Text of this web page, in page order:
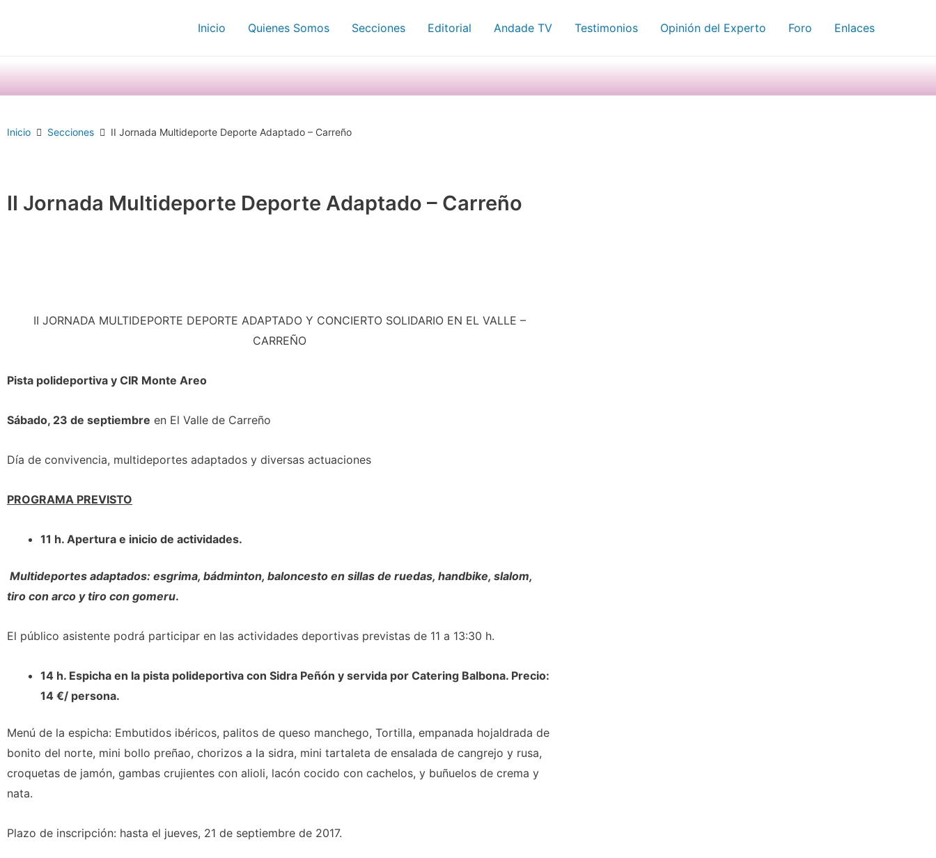
Inicio Quienes Somos Secciones Editorial Andade TV Testimonios Opinión del Experto Foro Enlaces
Inicio Secciones II Jornada Multideporte Deporte Adaptado – Carreño
II Jornada Multideporte Deporte Adaptado – Carreño
II JORNADA MULTIDEPORTE DEPORTE ADAPTADO Y CONCIERTO SOLIDARIO EN EL VALLE –
CARREÑO
Pista polideportiva y CIR Monte Areo
Sábado, 23 de septiembre en El Valle de Carreño
Día de convivencia, multideportes adaptados y diversas actuaciones
PROGRAMA PREVISTO
11 h. Apertura e inicio de actividades.
Multideportes adaptados: esgrima, bádminton, baloncesto en sillas de ruedas, handbike, slalom,
tiro con arco y tiro con gomeru.
El público asistente podrá participar en las actividades deportivas previstas de 11 a 13:30 h.
14 h. Espicha en la pista polideportiva con Sidra Peñón y servida por Catering Balbona. Precio:
14 €/ persona.
Menú de la espicha: Embutidos ibéricos, palitos de queso manchego, Tortilla, empanada hojaldrada de
bonito del norte, mini bollo preñao, chorizos a la sidra, mini tartaleta de ensalada de cangrejo y rusa,
croquetas de jamón, gambas crujientes con alioli, lacón cocido con cachelos, y buñuelos de crema y
nata.
Plazo de inscripción: hasta el jueves, 21 de septiembre de 2017.